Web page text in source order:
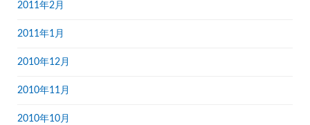
2011年2月
2011年1月
2010年12月
2010年11月
2010年10月